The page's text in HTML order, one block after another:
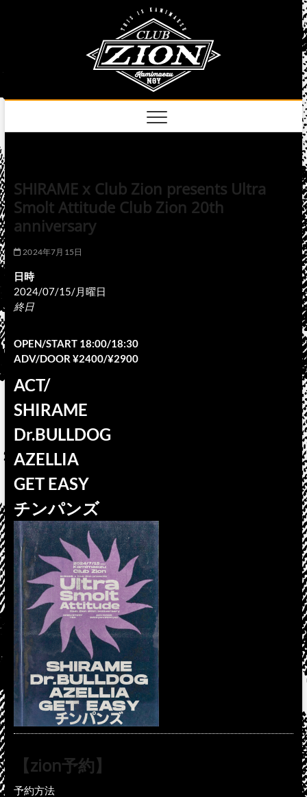
SHIRAME x Club Zion presents Ultra
Smolt Attitude Club Zion 20th
anniversary
2024年7月15日
日時
2024/07/15/月曜日
終日
OPEN/START 18:00/18:30
ADV/DOOR ¥2400/¥2900
ACT/
SHIRAME
Dr.BULLDOG
AZELLIA
GET EASY
チンパンズ
【zion予約】
予約方法